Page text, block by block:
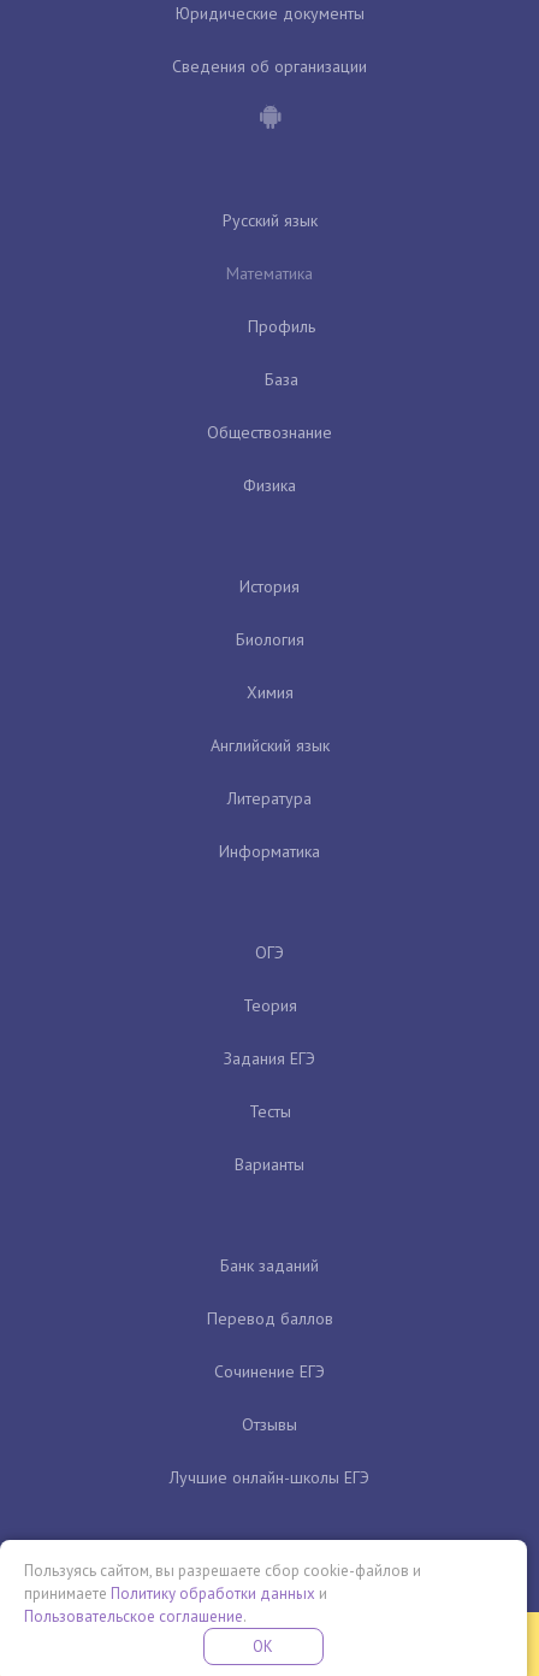
Юридические документы
Сведения об организации
Русский язык
Математика
Профиль
База
Обществознание
Физика
История
Биология
Химия
Английский язык
Литература
Информатика
ОГЭ
Теория
Задания ЕГЭ
Тесты
Варианты
Банк заданий
Перевод баллов
Сочинение ЕГЭ
Отзывы
Лучшие онлайн-школы ЕГЭ
Бесплатная летняя школа
ПРОВЕДИ ЭТО ЛЕТО С ПОЛЬЗОЙ
Пользуясь сайтом, вы разрешаете сбор cookie-файлов и
принимаете Политику обработки данных и
Пользовательское соглашение.
OK